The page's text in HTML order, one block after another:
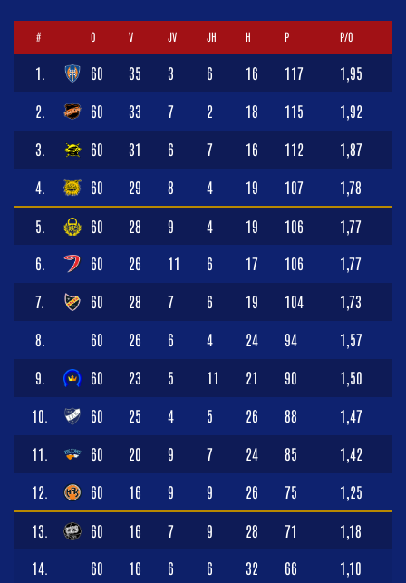
# O V JV JH H P P/O
1. 60 35 3 6 16 117 1,95
2. 60 33 7 2 18 115 1,92
3. 60 31 6 7 16 112 1,87
4. 60 29 8 4 19 107 1,78
5. 60 28 9 4 19 106 1,77
6. 60 26 11 6 17 106 1,77
7. 60 28 7 6 19 104 1,73
8. 60 26 6 4 24 94 1,57
9. 60 23 5 11 21 90 1,50
10. 60 25 4 5 26 88 1,47
11. 60 20 9 7 24 85 1,42
12. 60 16 9 9 26 75 1,25
13. 60 16 7 9 28 71 1,18
14. 60 16 6 6 32 66 1,10